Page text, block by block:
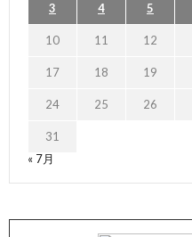
3 4 5
10 11 12
17 18 19
24 25 26
31
« 7月